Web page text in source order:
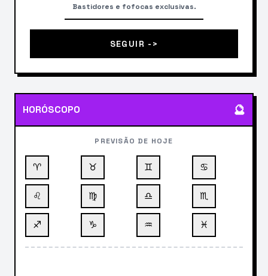
Bastidores e fofocas exclusivas.
SEGUIR ->
HORÓSCOPO 🔮
PREVISÃO DE HOJE
♈ ♉ ♊ ♋
♌ ♍ ♎ ♏
♐ ♑ ♒ ♓